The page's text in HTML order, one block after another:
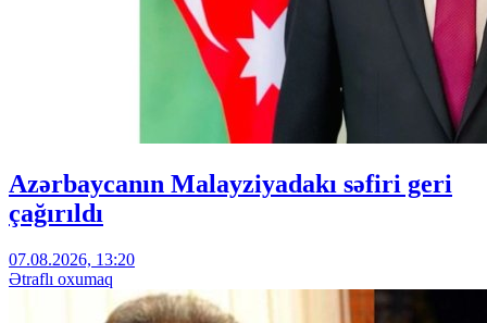
Azərbaycanın Malayziyadakı səfiri geri
çağırıldı
07.08.2026, 13:20
Ətraflı oxumaq